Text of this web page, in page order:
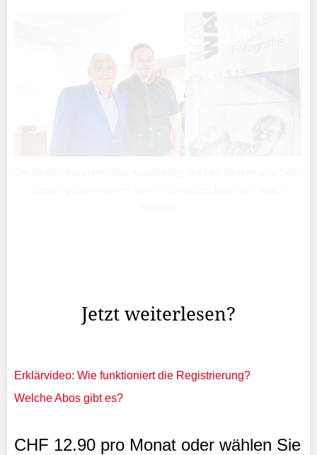
Jetzt weiterlesen?
Erklärvideo: Wie funktioniert die Registrierung?
Welche Abos gibt es?
CHF 12.90 pro Monat oder wählen Sie